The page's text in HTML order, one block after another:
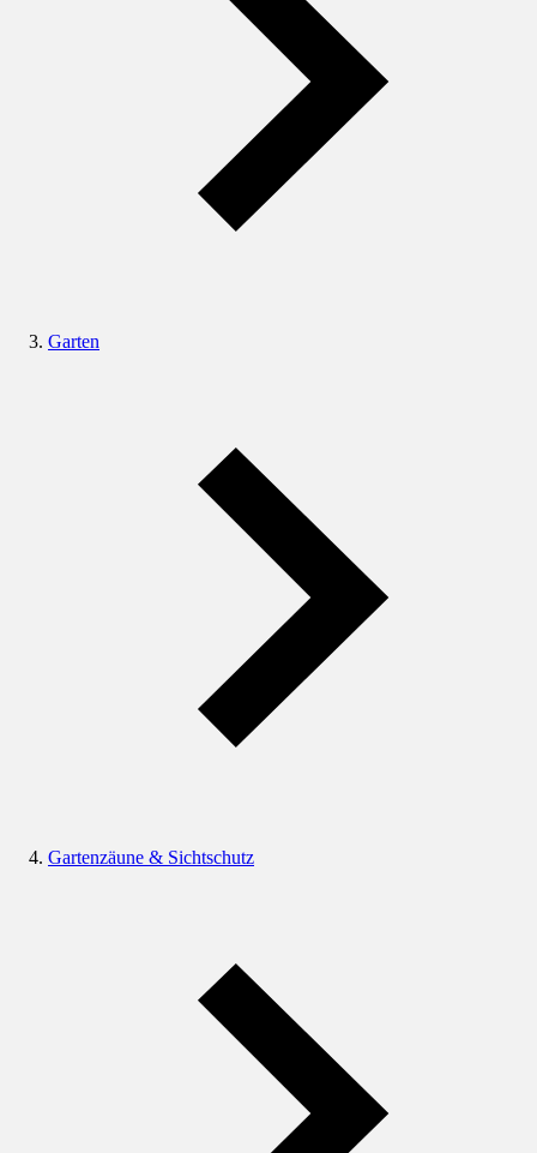
Garten
Gartenzäune & Sichtschutz